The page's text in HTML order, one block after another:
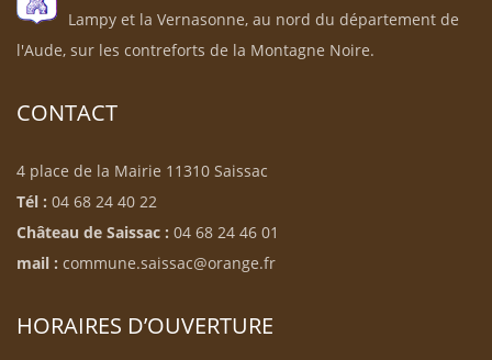
Lampy et la Vernasonne, au nord du département de
l'Aude, sur les contreforts de la Montagne Noire.
CONTACT
4 place de la Mairie 11310 Saissac
Tél : 04 68 24 40 22
Château de Saissac : 04 68 24 46 01
mail : commune.saissac@orange.fr
HORAIRES D’OUVERTURE